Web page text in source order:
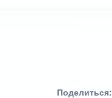
Поделиться: